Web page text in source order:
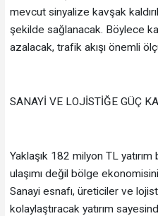
mevcut sinyalize kavşak
şekilde sağlanacak. Böylece
azalacak, trafik akışı önemli
SANAYİ VE LOJİSTİĞE GÜÇ
Yaklaşık 182 milyon TL
ulaşımı değil bölge
Sanayi esnafı, üreticiler ve
kolaylaştıracak yatırım